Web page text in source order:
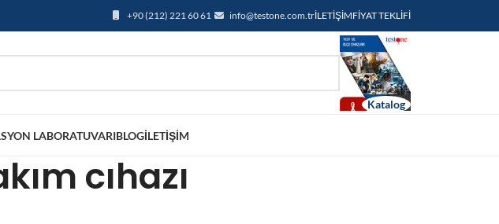
+90 (212) 221 60 61 info@testone.com.trİLETIŞIMFIYAT TEKLIFI
LABORATUVARIBLOGİLETIŞIM
cıhazı